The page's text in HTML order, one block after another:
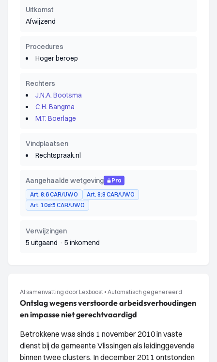
Uitkomst
Afwijzend
Procedures
Hoger beroep
Rechters
J.N.A. Bootsma
C.H. Bangma
M.T. Boerlage
Vindplaatsen
Rechtspraak.nl
Aangehaalde wetgeving
Pro
Art. 8:6 CAR/UWO
Art. 8:8 CAR/UWO
Art. 10d:5 CAR/UWO
Verwijzingen
5 uitgaand · 5 inkomend
AI samenvatting door Lexboost • Automatisch gegenereerd
Ontslag wegens verstoorde arbeidsverhoudingen
en impasse niet gerechtvaardigd
Betrokkene was sinds 1 november 2010 in vaste
dienst bij de gemeente Vlissingen als leidinggevende
binnen twee clusters. In december 2011 ontstonden